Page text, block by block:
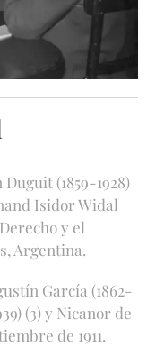
(1859-1928)
Isidor Widal
y el
Argentina.
García (1862-
(3) y Nicanor de
de 1911.